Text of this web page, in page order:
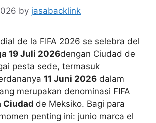
by jasabacklink
de la FIFA 2026 se selebra del
19 Juli 2026dengan Ciudad de
pesta sede, termasuk
11 Juni 2026 dalam
merupakan denominasi FIFA
Ciudad de Meksiko. Bagi para
penting ini: junio marca el